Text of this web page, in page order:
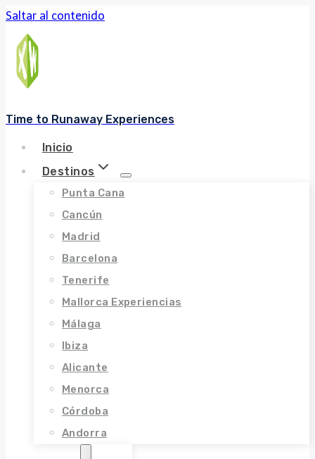
Saltar al contenido
Time to Runaway Experiences
Inicio
Destinos
Punta Cana
Cancún
Madrid
Barcelona
Tenerife
Mallorca Experiencias
Málaga
Ibiza
Alicante
Menorca
Córdoba
Andorra